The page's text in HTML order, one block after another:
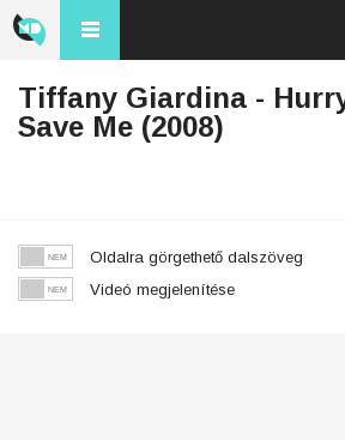
Tiffany Giardina -
Save Me (2008)
Oldalra görgethető dalszöveg
Videó megjelenítése